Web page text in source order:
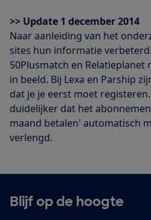
>> Update 1 december 2014
Naar aanleiding van het
sites hun informatie
50Plusmatch en
in beeld. Bij Lexa en Parship
dat je je eerst moet
duidelijker dat het
maand betalen' automatisch
verlengd.
Blijf op de hoogte